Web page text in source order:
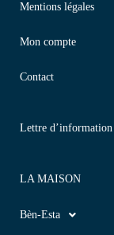
Mentions légales
Mon compte
Contact
Lettre d’information
LA MAISON
Bèn-Esta